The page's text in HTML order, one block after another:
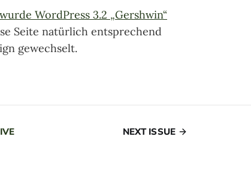
wurde WordPress 3.2 „Gershwin“
Seite natürlich entsprechend
gewechselt.
NEXT ISSUE